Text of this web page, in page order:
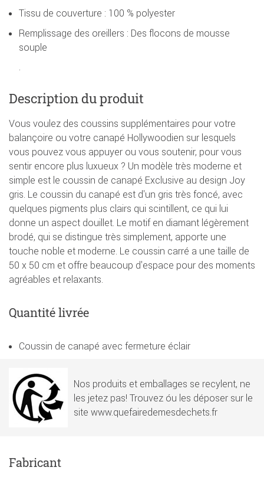
Tissu de couverture : 100 % polyester
Remplissage des oreillers : Des flocons de mousse
souple
.
Description du produit
Vous voulez des coussins supplémentaires pour votre
balançoire ou votre canapé Hollywoodien sur lesquels
vous pouvez vous appuyer ou vous soutenir, pour vous
sentir encore plus luxueux ? Un modèle très moderne et
simple est le coussin de canapé Exclusive au design Joy
gris. Le coussin du canapé est d'un gris très foncé, avec
quelques pigments plus clairs qui scintillent, ce qui lui
donne un aspect douillet. Le motif en diamant légèrement
brodé, qui se distingue très simplement, apporte une
touche noble et moderne. Le coussin carré a une taille de
50 x 50 cm et offre beaucoup d'espace pour des moments
agréables et relaxants.
Quantité livrée
Coussin de canapé avec fermeture éclair
Nos produits et emballages se recylent, ne
les jetez pas! Trouvez óu les déposer sur le
site www.quefairedemesdechets.fr
Fabricant